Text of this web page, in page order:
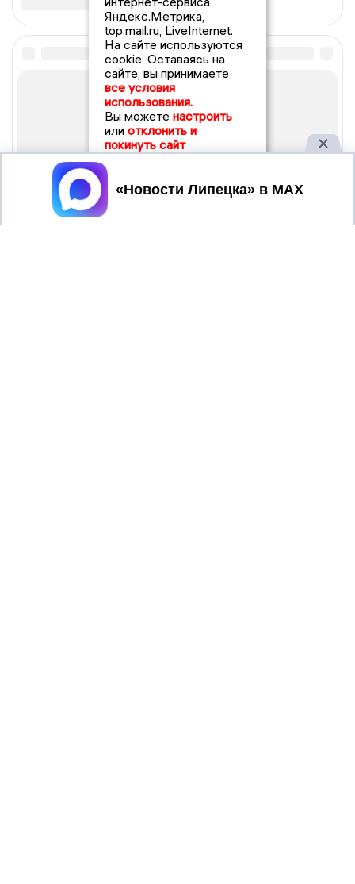
Яндекс.Метрика,
top.mail.ru, LiveInternet.
На сайте используются
cookie. Оставаясь на
сайте, вы принимаете
все условия
использования.
Вы можете настроить
или отклонить и
покинуть сайт
Принять